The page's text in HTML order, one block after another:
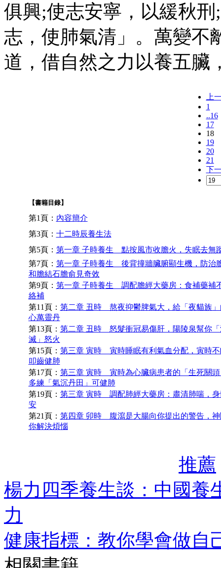
俱興;使志安寧，以緩秋
志，使肺氣清」。萬變不
道，借自然之力以養五臟
上
1
..16
17
18
19
20
21
下
【書籍目錄】
第1頁： 內容簡介
第3頁： 十二時辰養生法
第5頁： 第一章 子時養生 點按風市收膽火，失眠去無
第7頁： 第一章 子時養生 後背撞牆臟腑顯生機，防治
和膽結石膽俞見奇效
第9頁： 第一章 子時養生 調配膽經大藥房：食補藥補
絡補
第11頁： 第二章 丑時 熬夜抑鬱脾氣大，給「夜貓族」
心萬靈丹
第13頁： 第二章 丑時 怒髮衝冠易傷肝，陽陵泉幫你「
滅」怒火
第15頁： 第三章 寅時 寅時睡眠有利氣血分配，寅時不
叩齒健肺
第17頁： 第三章 寅時 寅時為心臟病患者的「生死關頭
多練「氣沉丹田」可健肺
第19頁： 第三章 寅時 調配肺經大藥房：肅清肺喘，身
安
第21頁： 第四章 卯時 腹瀉是大腸向你提出的警告，神
你解決煩惱
推薦
楊力四季養生談：中國
力
健康指標：教你學會做